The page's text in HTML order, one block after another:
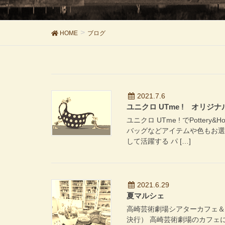
HOME ブログ
2021.7.6
ユニクロ UTme ! オリジナ
ユニクロ UTme ! で
バッグなどアイテムや色もお
して活躍する パ […]
2021.6.29
夏マルシェ
高崎芸術劇場シアターカフェ
決行） 高崎芸術劇場のカフェ